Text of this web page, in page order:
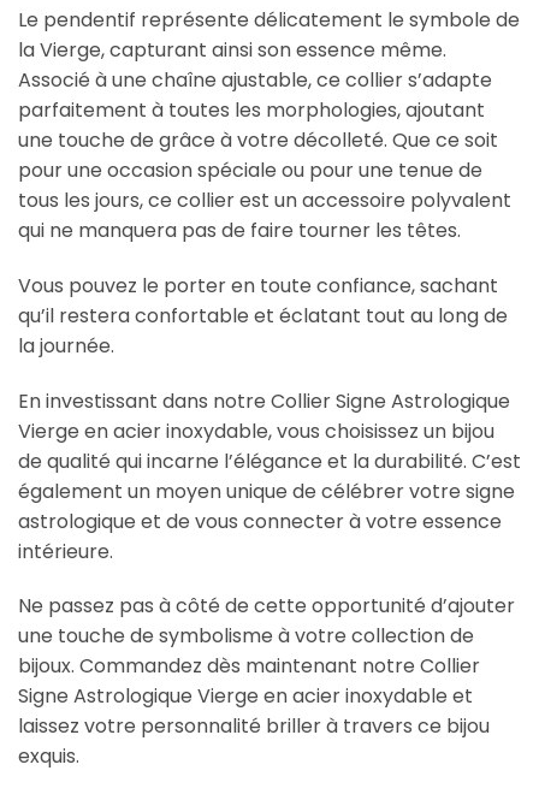
Le pendentif représente délicatement le symbole de
la Vierge, capturant ainsi son essence même.
Associé à une chaîne ajustable, ce collier s’adapte
parfaitement à toutes les morphologies, ajoutant
une touche de grâce à votre décolleté. Que ce soit
pour une occasion spéciale ou pour une tenue de
tous les jours, ce collier est un accessoire polyvalent
qui ne manquera pas de faire tourner les têtes.
Vous pouvez le porter en toute confiance, sachant
qu’il restera confortable et éclatant tout au long de
la journée.
En investissant dans notre Collier Signe Astrologique
Vierge en acier inoxydable, vous choisissez un bijou
de qualité qui incarne l’élégance et la durabilité. C’est
également un moyen unique de célébrer votre signe
astrologique et de vous connecter à votre essence
intérieure.
Ne passez pas à côté de cette opportunité d’ajouter
une touche de symbolisme à votre collection de
bijoux. Commandez dès maintenant notre Collier
Signe Astrologique Vierge en acier inoxydable et
laissez votre personnalité briller à travers ce bijou
exquis.